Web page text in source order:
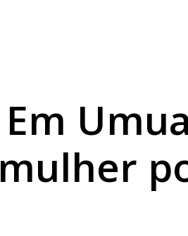
Velório e
Em
mulher